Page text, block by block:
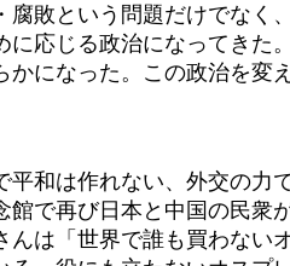
敗という問題だけでなく
応じる政治になってきた
になった。この政治を変
和は作れない、外交の力
で再び日本と中国の民衆
は「世界で誰も買わない